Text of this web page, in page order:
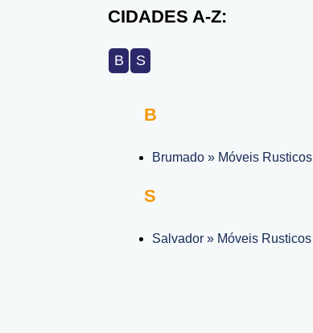
CIDADES A-Z:
B S
B
Brumado » Móveis Rusticos
S
Salvador » Móveis Rusticos